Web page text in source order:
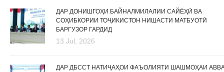
ДАР ДОНИШГОҲИ БАЙНАЛМИЛАЛИИ САЙЁҲӢ ВА
СОҲИБКОРИИ ТОҶИКИСТОН НИШАСТИ МАТБУОТӢ
БАРГУЗОР ГАРДИД
13 Jul, 2026
ДАР ДБССТ НАТИҶАҲОИ ФАЪОЛИЯТИ ШАШМОҲАИ